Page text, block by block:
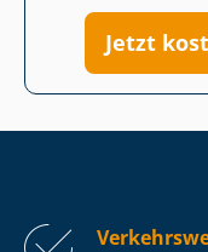
Jetzt